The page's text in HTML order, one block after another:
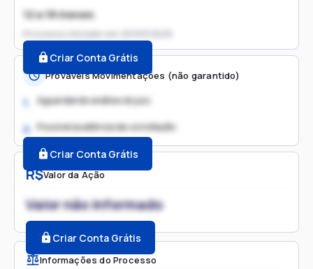
R$Valor da Ação
Valor não informado
Criar Conta Grátis
Informações do Processo
12 a 18 meses
Processo iniciado em
Criar Conta Grátis
Prováveis Movimentações (não garantido)
1. Aguardando análise do juiz
2. Possível audiência de conciliação
Criar Conta Grátis